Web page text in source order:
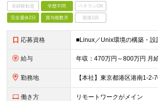
未経験歓迎 学歴不問 ベテランOK
完全週休2日 賞与複数月 面接1回
応募資格
給与
勤務地
働き方 リモートワークがメイン